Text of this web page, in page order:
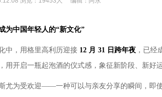
为中国年轻人的“新文化”
中，用格里高利历迎接 12 月 31 日跨年夜 ，已经
用开启一瓶起泡酒的仪式感，象征新阶段、新好运
尤为受欢迎——一种可以与亲友分享的瞬间，即